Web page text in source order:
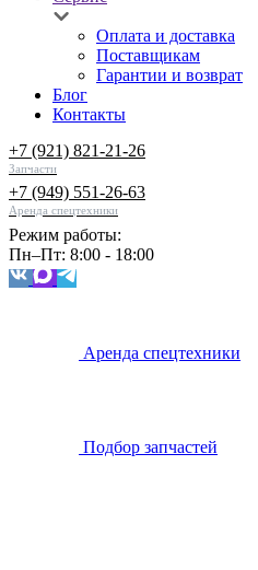
Оплата и доставка
Поставщикам
Гарантии и возврат
Блог
Контакты
+7 (921) 821-21-26
Запчасти
+7 (949) 551-26-63
Аренда спецтехники
Режим работы:
Пн–Пт: 8:00 - 18:00
Аренда спецтехники
Подбор запчастей